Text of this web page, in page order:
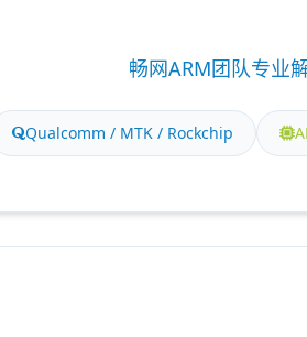
畅网ARM团队专业
Qualcomm / MTK / Rockchip